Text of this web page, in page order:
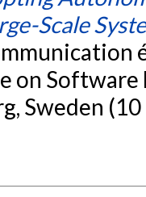
Scale
on Software
Sweden